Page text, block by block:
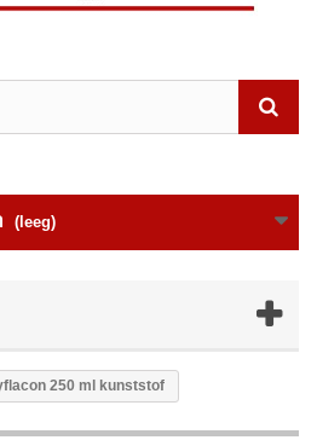
(leeg)
250 ml kunststof